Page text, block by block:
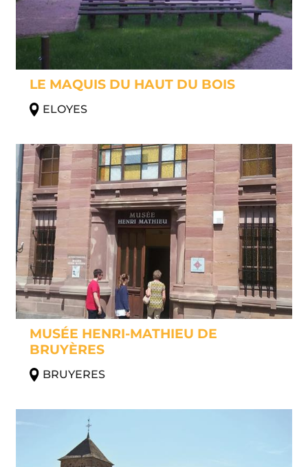
LE MAQUIS DU HAUT DU BOIS
ELOYES
MUSÉE HENRI-MATHIEU DE
BRUYÈRES
BRUYERES